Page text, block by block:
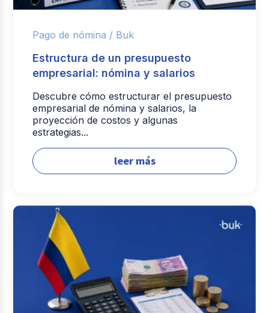
Pago de nómina / Buk
Estructura de un presupuesto
empresarial: nómina y salarios
Descubre cómo estructurar el presupuesto
empresarial de nómina y salarios, la
proyección de costos y algunas
estrategias...
leer más